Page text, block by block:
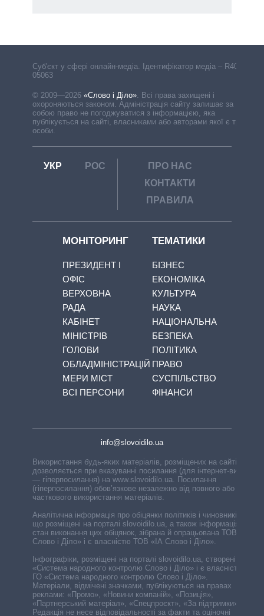
Cуб'єкт у сфері онлайн-медіа. Ідентифікатор медіа – R40-
05063
© 2009—2026 «Слово і Діло». Всі права захищені і
охороняються законом. Адміністрація сайту залишає за
собою право не погоджуватися з інформацією, яка
публікується на сайті, власниками або авторами якої є треті
особи.
УКР РОС
ПРО НАС
КОНТАКТИ
ПРАВИЛА
МОНІТОРИНГ
ПРЕЗИДЕНТ І
ОФІС
ВЕРХОВНА
РАДА
КАБІНЕТ
МІНІСТРІВ
ГОЛОВИ
ОБЛАДМІНІСТРАЦІЙ
МЕРИ МІСТ
ВСІ ПЕРСОНИ
ТЕМАТИКИ
БІЗНЕС
ЕКОНОМІКА
КУЛЬТУРА
НАУКА
НАЦІОНАЛЬНА
БЕЗПЕКА
ПОЛІТИКА
ПРАВО
СУСПІЛЬСТВО
ФІНАНСИ
info@slovoidilo.ua
Використання будь-яких матеріалів, розміщених на сайті,
дозволяється при вказуванні посилання (для інтернет-видань
— гіперпосилання) на www.slovoidilo.ua. Посилання
(гіперпосилання) обов’язкове незалежно від повного або
часткового використання матеріалів.
Аналітична інформація про обіцянки політиків і чиновників,
що розміщені на порталі slovoidilo.ua, а також інформація про
стан виконання цих обіцянок, зібрана й опрацьована ТОВ «ІА
Слово і Діло» і є власністю ТОВ «ІА Слово і Діло».
Інфографіки, розміщені на порталі slovoidilo.ua, створені ГО
«Система народного контролю Слово і Діло» і є власністю
ГО «Система народного контролю Слово і Діло».
Матеріали, відмічені значками, публікуються на правах
реклами: «Промо», «Новини компаній», «Позиція»,
«Партнерський матеріал», «Спецпроєкт», «За підтримки».
Редакція не несе відповідальності за факти та оціночні